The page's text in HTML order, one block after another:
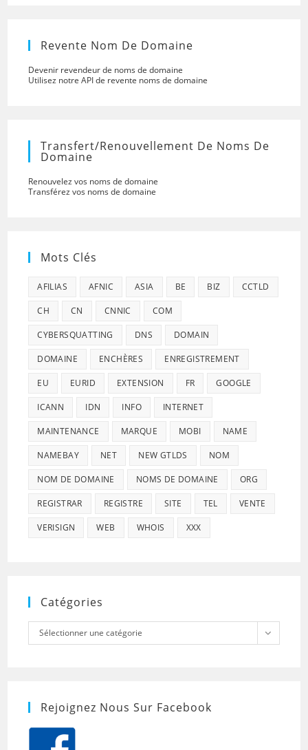
Revente Nom De Domaine
Devenir revendeur de noms de domaine
Utilisez notre API de revente noms de domaine
Transfert/renouvellement De Noms De
Domaine
Renouvelez vos noms de domaine
Transférez vos noms de domaine
Mots Clés
AFILIAS AFNIC ASIA BE BIZ CCTLD
CH CN CNNIC COM
CYBERSQUATTING DNS DOMAIN
DOMAINE ENCHÈRES ENREGISTREMENT
EU EURID EXTENSION FR GOOGLE
ICANN IDN INFO INTERNET
MAINTENANCE MARQUE MOBI NAME
NAMEBAY NET NEW GTLDS NOM
NOM DE DOMAINE NOMS DE DOMAINE ORG
REGISTRAR REGISTRE SITE TEL VENTE
VERISIGN WEB WHOIS XXX
Catégories
Catégories
Sélectionner une catégorie
Rejoignez Nous Sur Facebook